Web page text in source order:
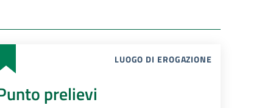
LUOGO DI EROGAZIONE
prelievi